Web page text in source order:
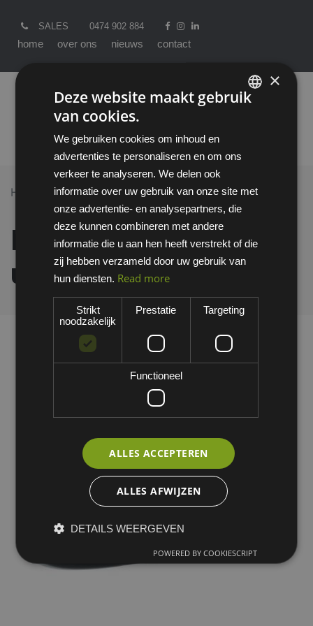
SALES 0474 902 884
home over ons nieuws contact
Home >All Products
Emma Treviso uniformschoen O3
Emma Treviso
uniformschoen O3
×
Deze website maakt gebruik
van cookies.
We gebruiken cookies om inhoud en
advertenties te personaliseren en om ons
verkeer te analyseren. We delen ook
informatie over uw gebruik van onze site met
onze advertentie- en analysepartners, die
deze kunnen combineren met andere
informatie die u aan hen heeft verstrekt of die
zij hebben verzameld door uw gebruik van
hun diensten. Read more
Strikt
noodzakelijk
Prestatie Targeting
Functioneel
ALLES ACCEPTEREN
ALLES AFWIJZEN
DETAILS WEERGEVEN
POWERED BY COOKIESCRIPT